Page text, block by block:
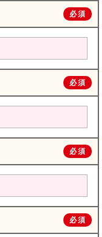
必須
必須
必須
必須